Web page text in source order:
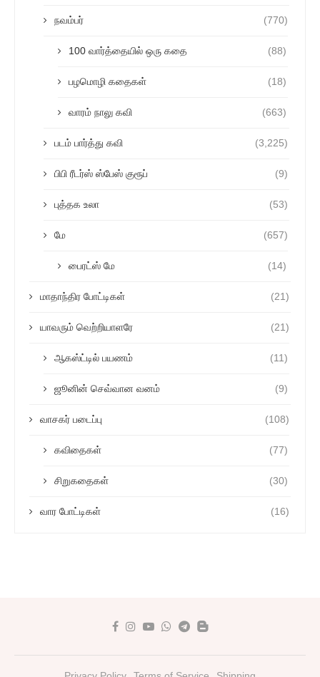
நவம்பர் (770)
100 வார்த்தையில் ஒரு கதை (88)
பழமொழி கதைகள் (18)
வாரம் நாலு கவி (663)
படம் பார்த்து கவி (3,225)
பிபி ரீடர்ஸ் ஸ்பேஸ் குரூப் (9)
புத்தக உலா (53)
மே (657)
பைரட்ஸ் மே (14)
மாதாந்திர போட்டிகள் (21)
யாவரும் வெற்றியாளரே (21)
ஆகஸ்ட்டில் பயணம் (11)
ஜூனின் செவ்வான வனம் (9)
வாசகர் படைப்பு (108)
கவிதைகள் (77)
சிறுகதைகள் (30)
வார போட்டிகள் (16)